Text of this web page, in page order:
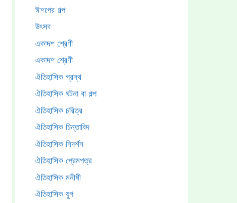
ঈশপের গল্প
উৎসব
একাদশ শ্রেণী
একাদশ শ্রেণী
ঐতিহাসিক গ্রন্থ
ঐতিহাসিক ঘটনা বা গল্প
ঐতিহাসিক চরিত্র
ঐতিহাসিক চিন্তাবিদ
ঐতিহাসিক নিদর্শন
ঐতিহাসিক প্রেমপত্র
ঐতিহাসিক মনীষী
ঐতিহাসিক যুগ